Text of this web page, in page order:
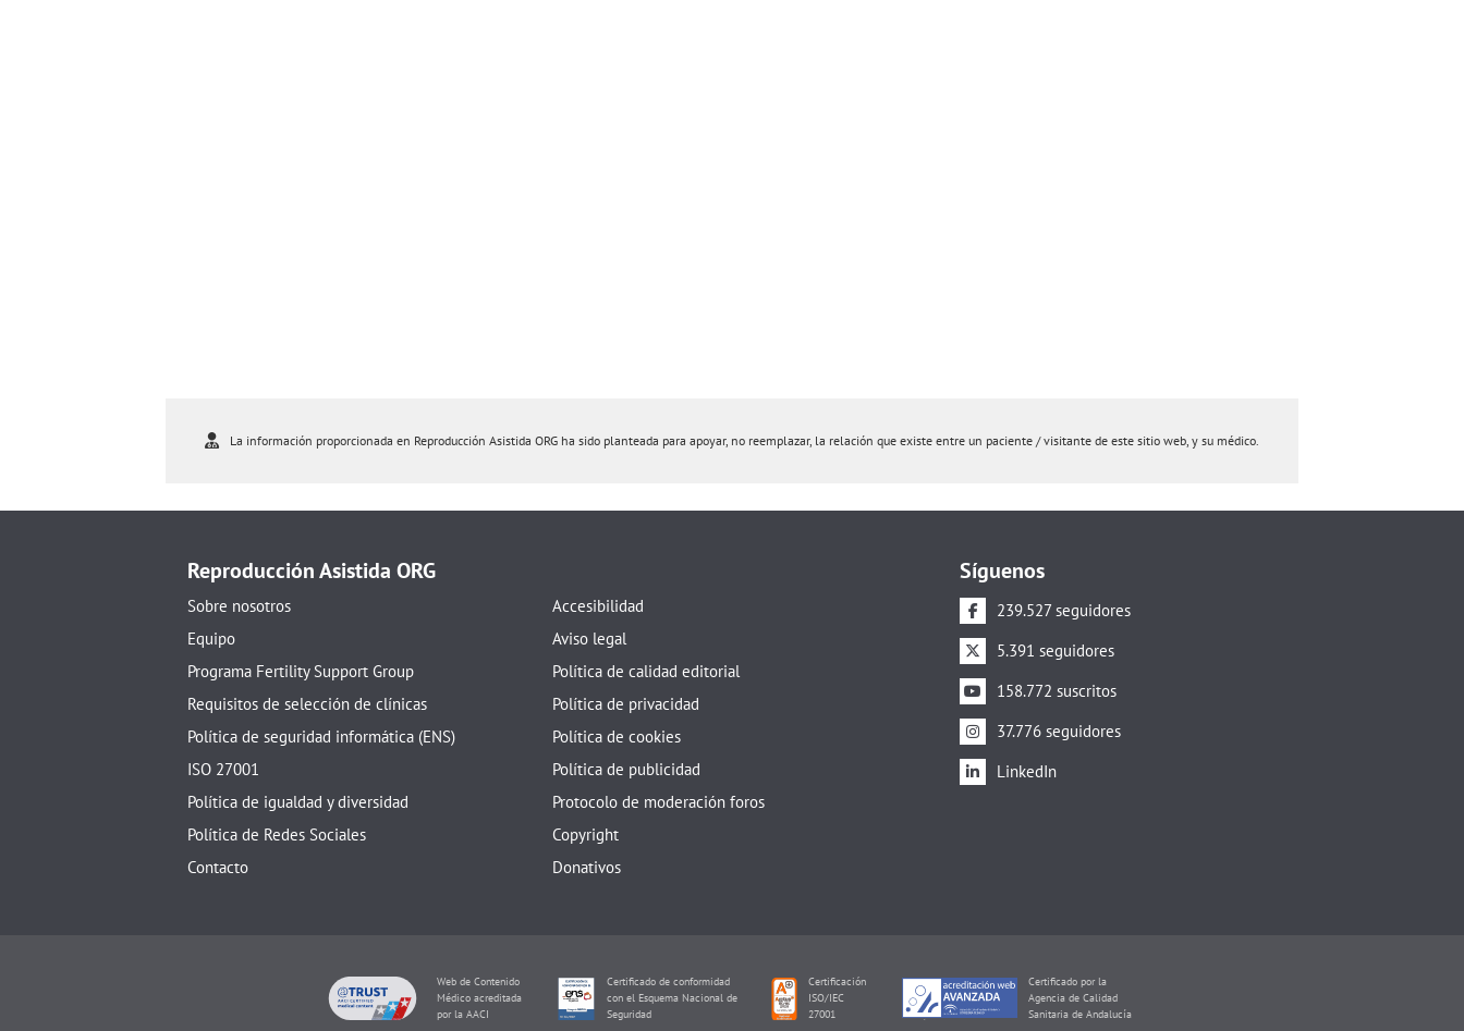
La información proporcionada en Reproducción Asistida ORG ha sido planteada para apoyar, no reemplazar, la relación que existe entre un paciente / visitante de este sitio web, y su médico.
Reproducción Asistida ORG
Sobre nosotros
Equipo
Programa Fertility Support Group
Requisitos de selección de clínicas
Política de seguridad informática (ENS)
ISO 27001
Política de igualdad y diversidad
Política de Redes Sociales
Contacto
Accesibilidad
Aviso legal
Política de calidad editorial
Política de privacidad
Política de cookies
Política de publicidad
Protocolo de moderación foros
Copyright
Donativos
Síguenos
239.527 seguidores
5.391 seguidores
158.772 suscritos
37.776 seguidores
LinkedIn
Web de Contenido
Médico acreditada
por la AACI
Certificado de conformidad
con el Esquema Nacional de
Seguridad
Certificación
ISO/IEC
27001
Certificado por la
Agencia de Calidad
Sanitaria de Andalucía